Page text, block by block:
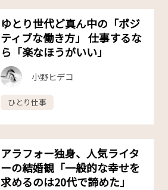
ゆとり世代ど真ん中の「ポジ
ティブな働き方」 仕事するな
ら「楽なほうがいい」
小野ヒデコ
ひとり仕事
アラフォー独身、人気ライタ
ーの結婚観「一般的な幸せを
求めるのは20代で諦めた」